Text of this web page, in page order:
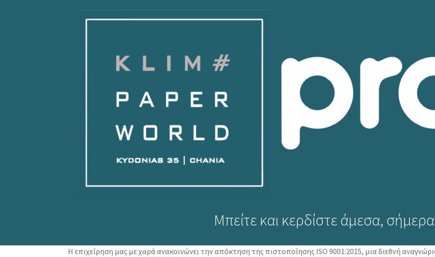
Μπείτε και κερδίστε άμεσα,
Η επιχείρηση μας με χαρά ανακοινώνει την απόκτηση της πιστοποίησης ISO 9001:2015, μια διεθνή